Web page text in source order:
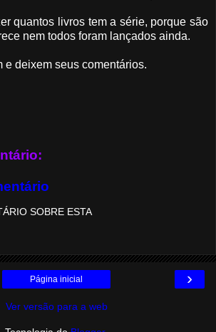
quantos livros tem a série, porque são
nem todos foram lançados ainda.
e deixem seus comentários.
SOBRE ESTA
›
Página inicial
Ver versão para a web